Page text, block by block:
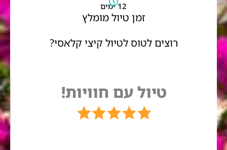
12 ימים
זמן טיול מומלץ
רוצים לטוס לטיול קיצי קלאסי?
טיול עם חוויות!